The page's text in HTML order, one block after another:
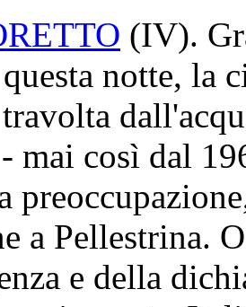
(IV).
notte, la
mai così dal
a Pellestrina.
e della